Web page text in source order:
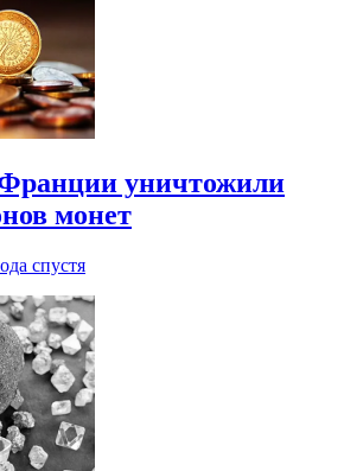
уничтожили
монет
спустя